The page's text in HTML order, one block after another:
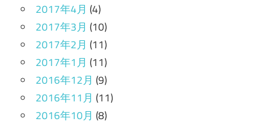
2017年4月 (4)
2017年3月 (10)
2017年2月 (11)
2017年1月 (11)
2016年12月 (9)
2016年11月 (11)
2016年10月 (8)